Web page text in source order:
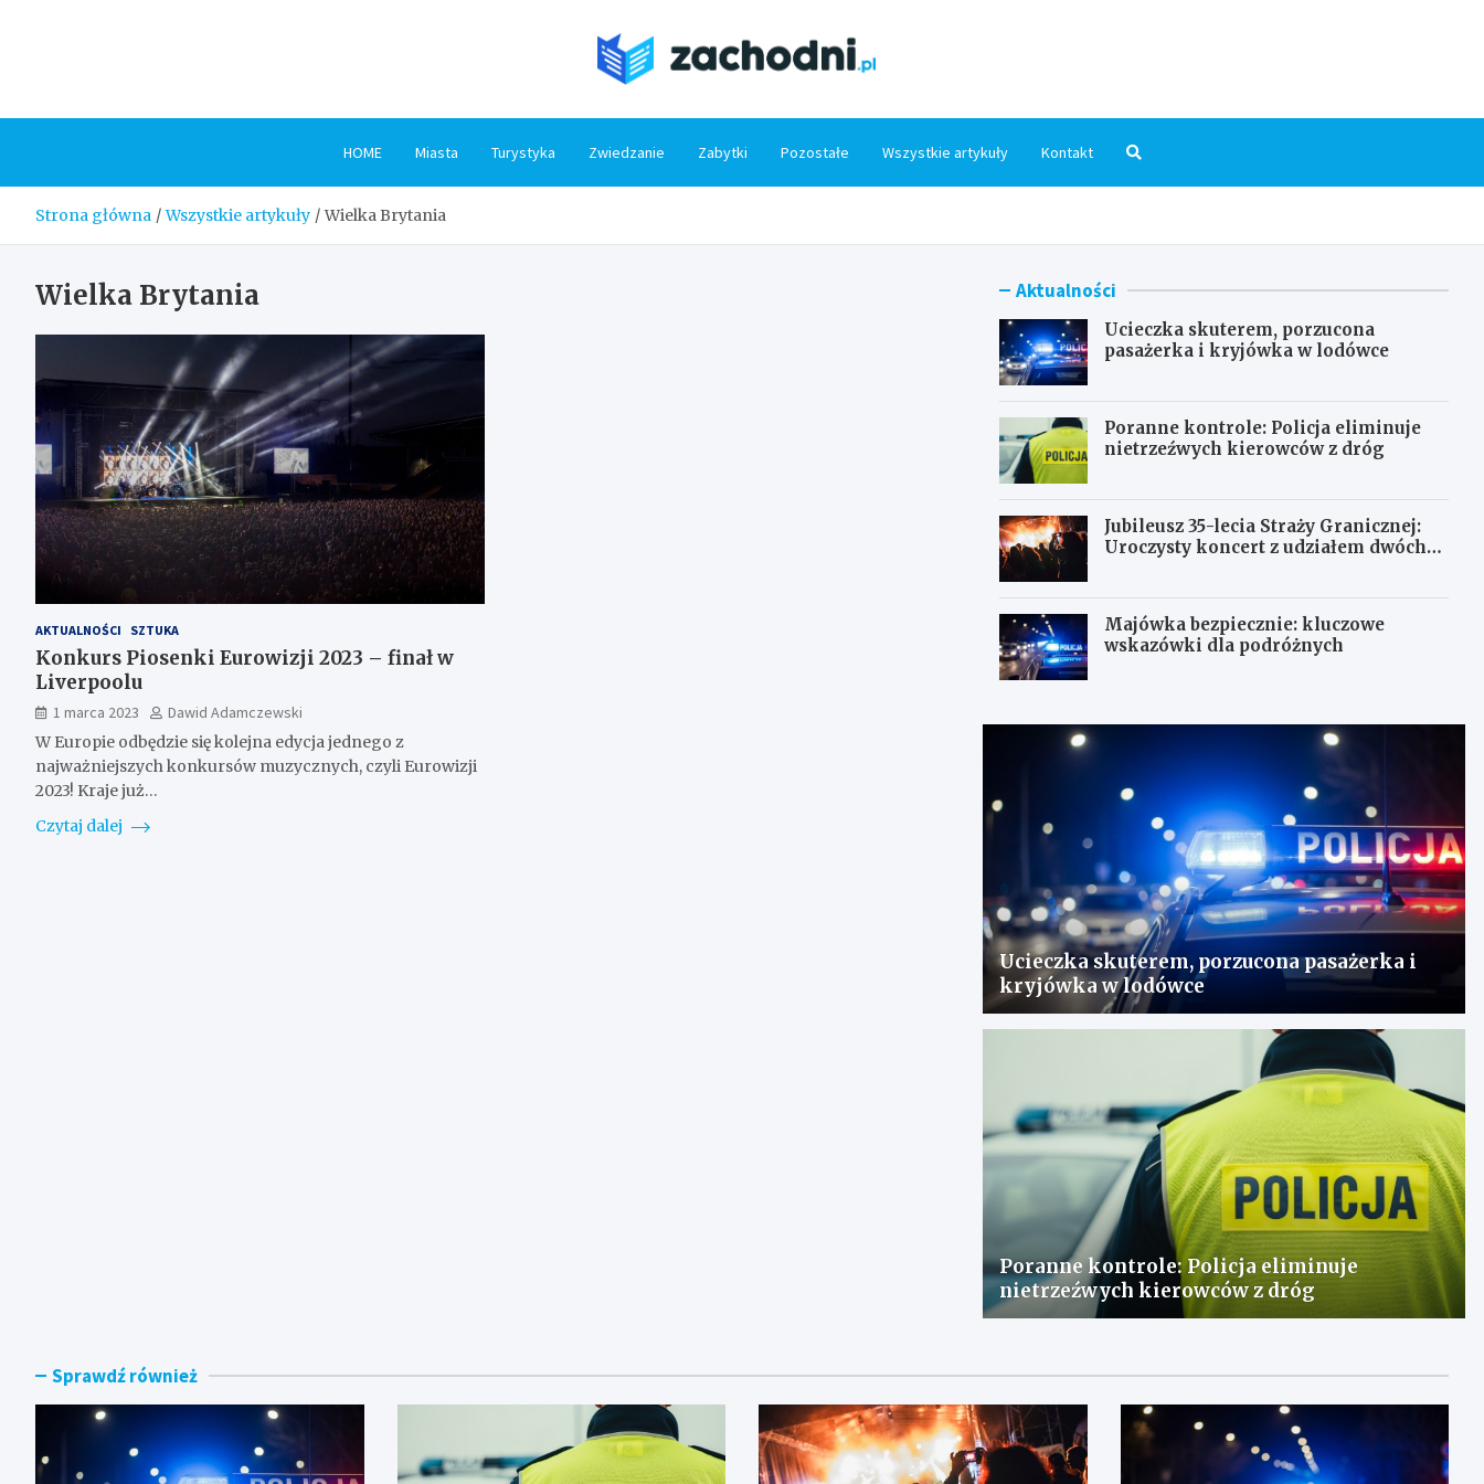
HOME Miasta Turystyka Zwiedzanie Zabytki Pozostałe Wszystkie artykuły Kontakt
Strona główna Wszystkie artykuły Wielka Brytania
Wielka Brytania
AKTUALNOŚCI SZTUKA
Konkurs Piosenki Eurowizji 2023 – finał w
Liverpoolu
1 marca 2023
Dawid Adamczewski
W Europie odbędzie się kolejna edycja jednego z
najważniejszych konkursów muzycznych, czyli Eurowizji
2023! Kraje już…
Czytaj dalej
Aktualności
Ucieczka skuterem, porzucona
pasażerka i kryjówka w lodówce
Poranne kontrole: Policja eliminuje
nietrzeźwych kierowców z dróg
Jubileusz 35-lecia Straży Granicznej:
Uroczysty koncert z udziałem dwóch
Majówka bezpiecznie: kluczowe
wskazówki dla podróżnych
Ucieczka skuterem, porzucona pasażerka i
kryjówka w lodówce
Poranne kontrole: Policja eliminuje
nietrzeźwych kierowców z dróg
Sprawdź również